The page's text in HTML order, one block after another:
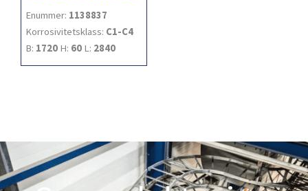
Enummer: 1138837
Korrosivitetsklass: C1-C4
B: 1720 H: 60 L: 2840